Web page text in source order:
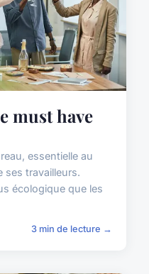
must have
essentielle au
ses travailleurs.
écologique que les
3 min de lecture →